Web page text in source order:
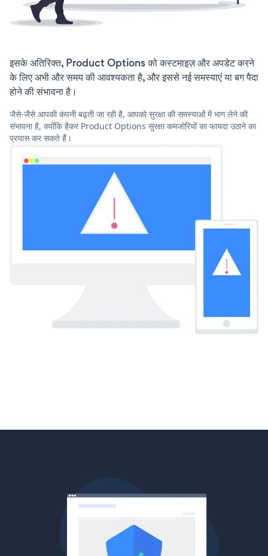
इसके अतिरिक्त, Product Options को कस्टमाइज़ और अपडेट करने
के लिए अभी और समय की आवश्यकता है, और इससे नई समस्याएं या बग पैदा
होने की संभावना है।
जैसे-जैसे आपकी कंपनी बढ़ती जा रही है, आपको सुरक्षा की समस्याओं में भाग लेने की
संभावना है, क्योंकि हैकर Product Options सुरक्षा कमजोरियों का फायदा उठाने का
प्रयास कर सकते हैं।